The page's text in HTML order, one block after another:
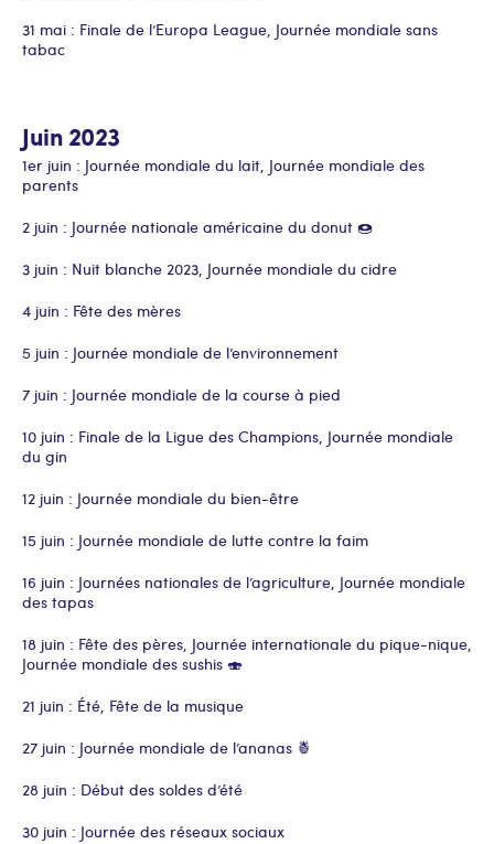
31 mai : Finale de l’Europa League, Journée mondiale sans
tabac
Juin 2023
1er juin : Journée mondiale du lait, Journée mondiale des
parents
2 juin : Journée nationale américaine du donut 🍩
3 juin : Nuit blanche 2023, Journée mondiale du cidre
4 juin : Fête des mères
5 juin : Journée mondiale de l’environnement
7 juin : Journée mondiale de la course à pied
10 juin : Finale de la Ligue des Champions, Journée mondiale
du gin
12 juin : Journée mondiale du bien-être
15 juin : Journée mondiale de lutte contre la faim
16 juin : Journées nationales de l’agriculture, Journée mondiale
des tapas
18 juin : Fête des pères, Journée internationale du pique-nique,
Journée mondiale des sushis 🍣
21 juin : Été, Fête de la musique
27 juin : Journée mondiale de l’ananas 🍍
28 juin : Début des soldes d’été
30 juin : Journée des réseaux sociaux